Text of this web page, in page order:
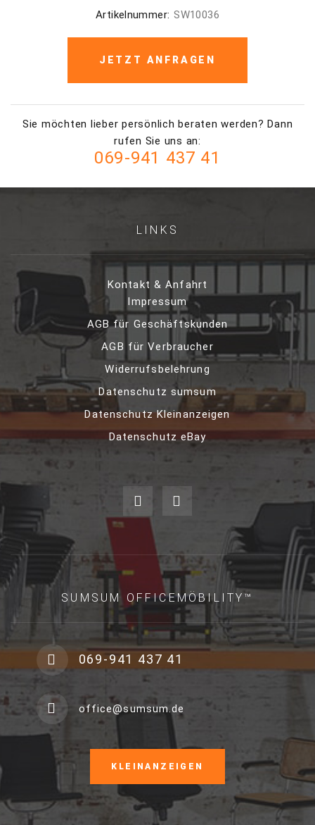
Artikelnummer: SW10036
JETZT ANFRAGEN
Sie möchten lieber persönlich beraten werden? Dann
rufen Sie uns an:
069-941 437 41
LINKS
Kontakt & Anfahrt
Impressum
AGB für Geschäftskunden
AGB für Verbraucher
Widerrufsbelehrung
Datenschutz sumsum
Datenschutz Kleinanzeigen
Datenschutz eBay
SUMSUM OFFICEMÖBILITY™
069-941 437 41
office@sumsum.de
KLEINANZEIGEN